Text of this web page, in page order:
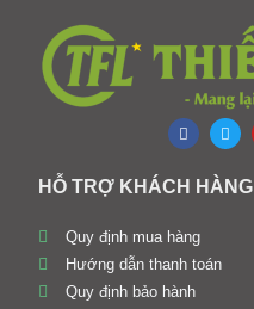
HỖ TRỢ KHÁCH HÀNG
Quy định mua hàng
Hướng dẫn thanh toán
Quy định bảo hành